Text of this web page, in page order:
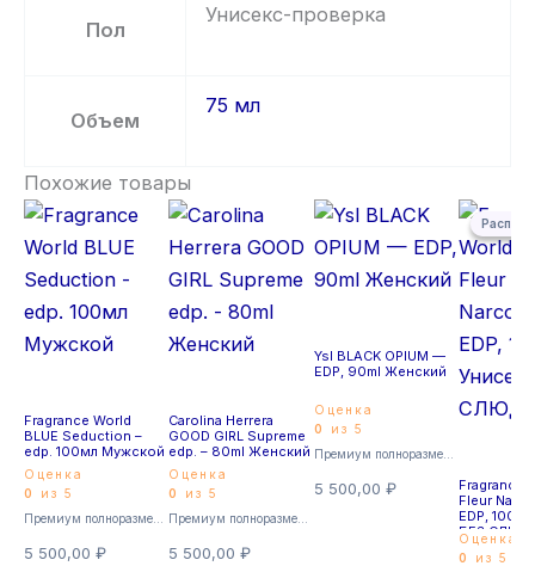
Пол
Унисекс-проверка
Объем
75 мл
Похожие товары
Fragrance World
BLUE Seduction –
edp. 100мл Мужской
Оценка
0
из 5
5 500,00 ₽
Carolina Herrera
GOOD GIRL Supreme
edp. – 80ml Женский
Оценка
0
из 5
5 500,00₽
Премиум полноразмерные
Ysl BLACK OPIUM —
EDP, 90ml Женский
Оценка
0
из 5
5 500,00 ₽
Fragrance
Fleur
EDP,
БЕЗ
Оценка
0
из 5
Текущая